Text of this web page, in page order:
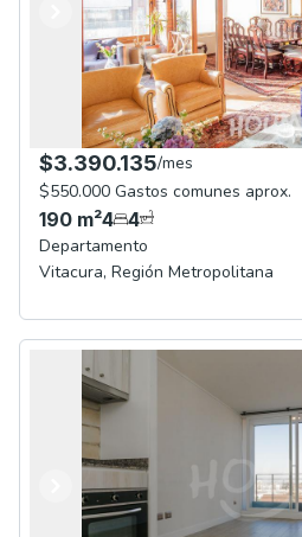
Anterior
Siguiente
$3.390.135/mes
$550.000 Gastos comunes aprox.
190 m²4 4
Departamento
Vitacura, Región Metropolitana
Anterior
Siguiente